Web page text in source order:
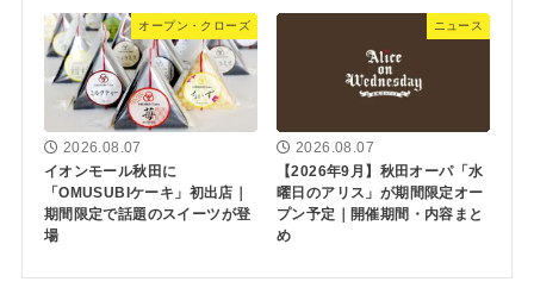
オープン・クローズ
2026.08.07
イオンモール秋田に
「OMUSUBIケーキ」初出店｜
期間限定で話題のスイーツが登
場
ニュース
2026.08.07
【2026年9月】秋田オーパ「水
曜日のアリス」が期間限定オー
プン予定｜開催期間・内容まと
め